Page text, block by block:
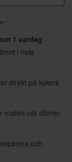
1 vardag
i hela
direkt på kylens
maten när dörren
och